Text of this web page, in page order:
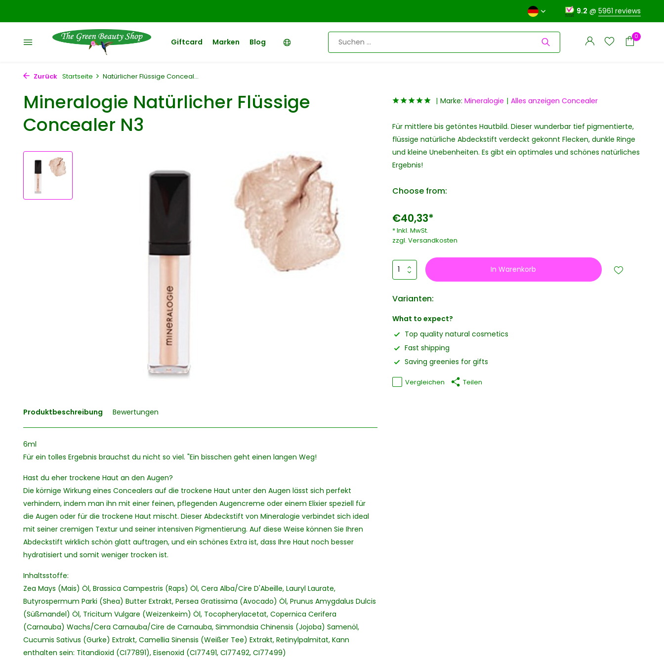
9.2 @ 5961 reviews
Giftcard Marken Blog
Benutzerkonto
anlegen
Benutzerkonto
anlegen
0
Zurück Startseite Natürlicher Flüssige Conceal...
Mineralogie Natürlicher Flüssige
Concealer N3
Produktbeschreibung Bewertungen
6ml
Für ein tolles Ergebnis brauchst du nicht so viel. "Ein bisschen geht einen langen Weg!
Hast du eher trockene Haut an den Augen?
Die körnige Wirkung eines Concealers auf die trockene Haut unter den Augen lässt sich perfekt
verhindern, indem man ihn mit einer feinen, pflegenden Augencreme oder einem Elixier speziell für
die Augen oder für die trockene Haut mischt. Dieser Abdeckstift von Mineralogie verbindet sich ideal
mit seiner cremigen Textur und seiner intensiven Pigmentierung. Auf diese Weise können Sie Ihren
Abdeckstift wirklich schön glatt auftragen, und ein schönes Extra ist, dass Ihre Haut noch besser
hydratisiert und somit weniger trocken ist.
Inhaltsstoffe:
Zea Mays (Mais) Öl, Brassica Campestris (Raps) Öl, Cera Alba/Cire D'Abeille, Lauryl Laurate,
Butyrospermum Parki (Shea) Butter Extrakt, Persea Gratissima (Avocado) Öl, Prunus Amygdalus Dulcis
(Süßmandel) Öl, Tricitum Vulgare (Weizenkeim) Öl, Tocopherylacetat, Copernica Cerifera
(Carnauba) Wachs/Cera Carnauba/Cire de Carnauba, Simmondsia Chinensis (Jojoba) Samenöl,
Cucumis Sativus (Gurke) Extrakt, Camellia Sinensis (Weißer Tee) Extrakt, Retinylpalmitat, Kann
enthalten sein: Titandioxid (CI77891), Eisenoxid (CI77491, CI77492, CI77499)
Marke: Mineralogie Alles anzeigen Concealer
Für mittlere bis getöntes Hautbild. Dieser wunderbar tief pigmentierte,
flüssige natürliche Abdeckstift verdeckt gekonnt Flecken, dunkle Ringe
und kleine Unebenheiten. Es gibt ein optimales und schönes natürliches
Ergebnis!
Choose from:
€40,33*
* Inkl. MwSt.
zzgl. Versandkosten
In Warenkorb
Varianten:
What to expect?
Top quality natural cosmetics
Fast shipping
Saving greenies for gifts
Vergleichen Teilen